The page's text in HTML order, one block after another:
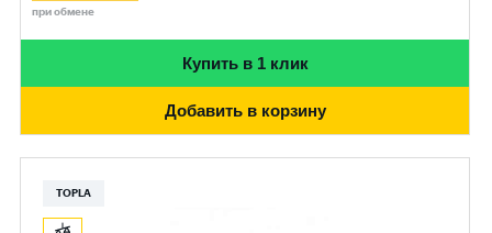
при обмене
Купить в 1 клик
Добавить в корзину
TOPLA